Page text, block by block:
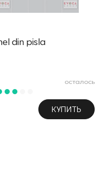
din pisla
осталось
КУПИТЬ